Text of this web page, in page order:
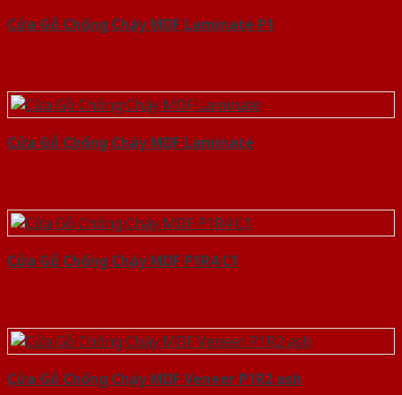
Cửa Gỗ Chống Cháy MDF Laminate P1
Cửa Gỗ Chống Cháy MDF Laminate
Cửa Gỗ Chống Cháy MDF P1R4 C1
Cửa Gỗ Chống Cháy MDF Veneer P1R2 ash